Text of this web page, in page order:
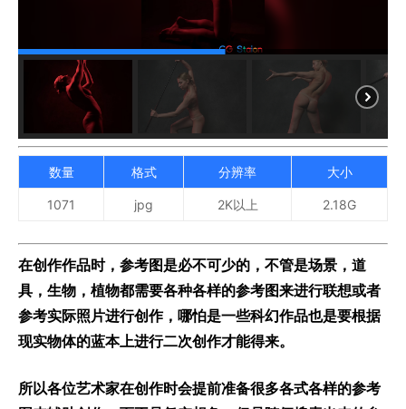
数量 格式 分辨率 大小
1071 jpg 2K以上 2.18G
在创作作品时，参考图是必不可少的，不管是场景，道
具，生物，植物都需要各种各样的参考图来进行联想或者
参考实际照片进行创作，哪怕是一些科幻作品也是要根据
现实物体的蓝本上进行二次创作才能得来。
所以各位艺术家在创作时会提前准备很多各式各样的参考